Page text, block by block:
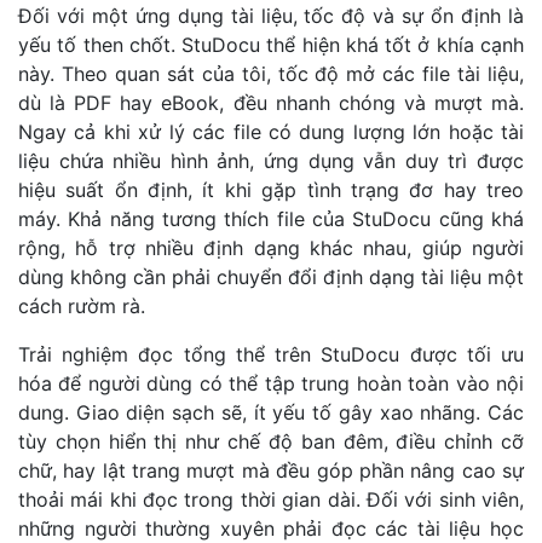
Đối với một ứng dụng tài liệu, tốc độ và sự ổn định là
yếu tố then chốt. StuDocu thể hiện khá tốt ở khía cạnh
này. Theo quan sát của tôi, tốc độ mở các file tài liệu,
dù là PDF hay eBook, đều nhanh chóng và mượt mà.
Ngay cả khi xử lý các file có dung lượng lớn hoặc tài
liệu chứa nhiều hình ảnh, ứng dụng vẫn duy trì được
hiệu suất ổn định, ít khi gặp tình trạng đơ hay treo
máy. Khả năng tương thích file của StuDocu cũng khá
rộng, hỗ trợ nhiều định dạng khác nhau, giúp người
dùng không cần phải chuyển đổi định dạng tài liệu một
cách rườm rà.
Trải nghiệm đọc tổng thể trên StuDocu được tối ưu
hóa để người dùng có thể tập trung hoàn toàn vào nội
dung. Giao diện sạch sẽ, ít yếu tố gây xao nhãng. Các
tùy chọn hiển thị như chế độ ban đêm, điều chỉnh cỡ
chữ, hay lật trang mượt mà đều góp phần nâng cao sự
thoải mái khi đọc trong thời gian dài. Đối với sinh viên,
những người thường xuyên phải đọc các tài liệu học